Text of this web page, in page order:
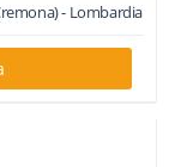
- Lombardia